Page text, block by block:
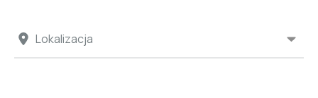
Lokalizacja